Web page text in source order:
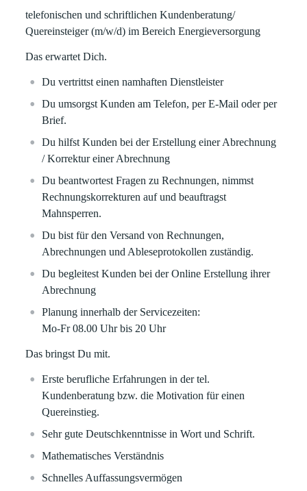
telefonischen und schriftlichen Kundenberatung/
Quereinsteiger (m/w/d) im Bereich Energieversorgung
Das erwartet Dich.
Du vertrittst einen namhaften Dienstleister
Du umsorgst Kunden am Telefon, per E-Mail oder per
Brief.
Du hilfst Kunden bei der Erstellung einer Abrechnung
/ Korrektur einer Abrechnung
Du beantwortest Fragen zu Rechnungen, nimmst
Rechnungskorrekturen auf und beauftragst
Mahnsperren.
Du bist für den Versand von Rechnungen,
Abrechnungen und Ableseprotokollen zuständig.
Du begleitest Kunden bei der Online Erstellung ihrer
Abrechnung
Planung innerhalb der Servicezeiten:
Mo-Fr 08.00 Uhr bis 20 Uhr
Das bringst Du mit.
Erste berufliche Erfahrungen in der tel.
Kundenberatung bzw. dieMotivation für einen
Quereinstieg.
Sehr gute Deutschkenntnisse in Wort und Schrift.
Mathematisches Verständnis
Schnelles Auffassungsvermögen